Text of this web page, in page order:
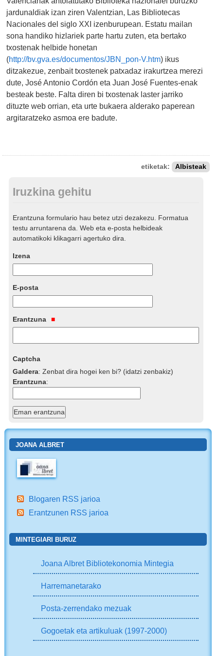
jardunaldiak izan ziren Valentzian, Las Bibliotecas
Nacionales del siglo XXI izenburupean. Estatu mailan
sona handiko hizlariek parte hartu zuten, eta bertako
txostenak helbide honetan
(http://bv.gva.es/documentos/JBN_pon-V.htm) ikus
ditzakezue, zenbait txostenek patxadaz irakurtzea merezi
dute, José Antonio Cordón eta Juan José Fuentes-enak
besteak beste. Falta diren bi txostenak laster jarriko
dituzte web orrian, eta urte bukaera alderako paperean
argitaratzeko asmoa ere badute.
etiketak: Albisteak
Iruzkina gehitu
Erantzuna formulario hau betez utzi dezakezu. Formatua
testu arruntarena da. Web eta e-posta helbideak
automatikoki klikagarri agertuko dira.
Izena
E-posta
Erantzuna
Captcha
Galdera:Zenbat dira hogei ken bi? (idatzi zenbakiz)
Erantzuna:
JOANA ALBRET
Blogaren RSS jarioa
Erantzunen RSS jarioa
MINTEGIARI BURUZ
Joana Albret Bibliotekonomia Mintegia
Harremanetarako
Posta-zerrendako mezuak
Gogoetak eta artikuluak (1997-2000)